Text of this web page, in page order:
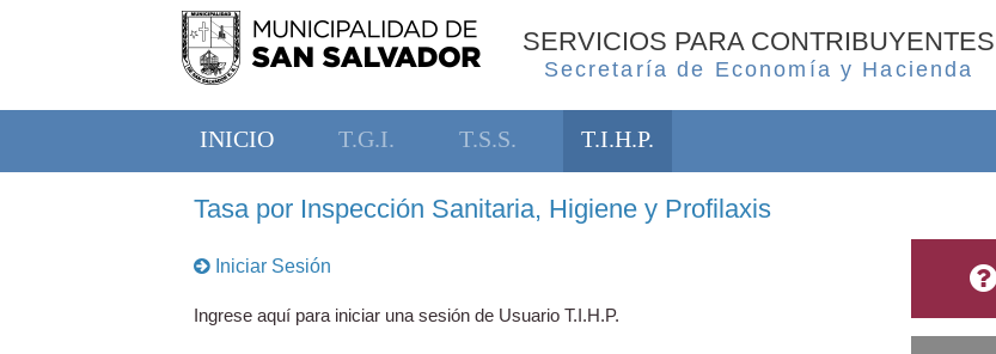
SERVICIOS PARA CONTRIBUYENTES
Secretaría de Economía y Hacienda
INICIO T.G.I. T.S.S. T.I.H.P.
Tasa por Inspección Sanitaria, Higiene y Profilaxis
Iniciar Sesión
Ingrese aquí para iniciar una sesión de Usuario T.I.H.P.